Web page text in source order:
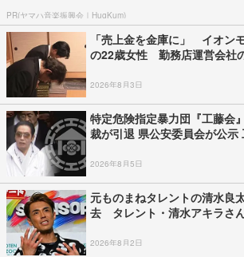
PR(ヤマハ音楽振興会｜HugKum)
「売上金を金庫に」 イオン
の22歳女性 勤務店運営会社
2026年8月3日
特定危険指定暴力団『工藤会
裁が引退 県公安委員会が公示
2026年8月5日
元ものまねタレントの清水良
去 タレント・清水アキラさ
2026年8月2日